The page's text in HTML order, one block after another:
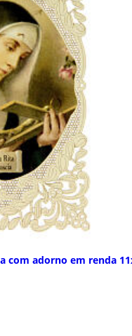
com adorno em renda